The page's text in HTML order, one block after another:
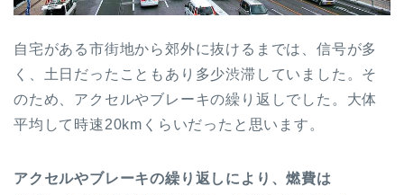
自宅がある市街地から郊外に抜けるまでは、信号が多
く、土日だったこともあり多少渋滞していました。そ
のため、アクセルやブレーキの繰り返しでした。大体
平均して時速20kmくらいだったと思います。
アクセルやブレーキの繰り返しにより、燃費は